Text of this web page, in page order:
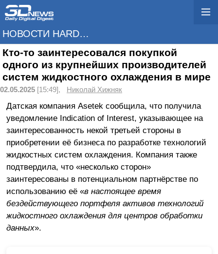
НОВОСТИ HARDWARE
Кто-то заинтересовался покупкой
одного из крупнейших производителей
систем жидкостного охлаждения в мире
02.05.2025 [15:49], Николай Хижняк
Датская компания Asetek сообщила, что получила
уведомление Indication of Interest, указывающее на
заинтересованность некой третьей стороны в
приобретении её бизнеса по разработке технологий
жидкостных систем охлаждения. Компания также
подтвердила, что «несколько сторон»
заинтересованы в потенциальном партнёрстве по
использованию её «в настоящее время
бездействующего портфеля активов технологий
жидкостного охлаждения для центров обработки
данных».